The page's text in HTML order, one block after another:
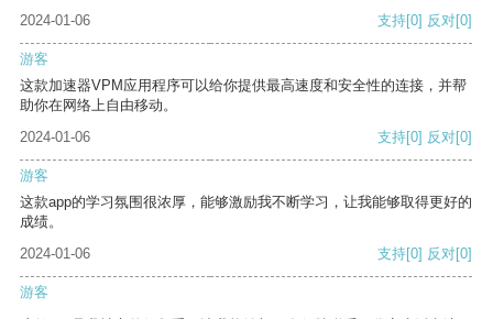
2024-01-06 支持[0] 反对[0]
游客
这款加速器VPM应用程序可以给你提供最高速度和安全性的连接，并帮
助你在网络上自由移动。
2024-01-06
支持[0] 反对[0]
游客
这款app的学习氛围很浓厚，能够激励我不断学习，让我能够取得更好的
成绩。
2024-01-06
支持[0] 反对[0]
游客